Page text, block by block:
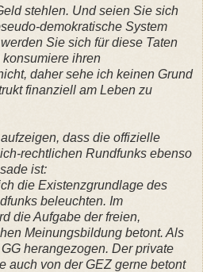
stehlen. Und seien Sie sich
demokratische System
Sie sich für diese Taten
konsumiere ihren
daher sehe ich keinen Grund
finanziell am Leben zu
dass die offizielle
rechtlichen Rundfunks ebenso
ist:
die Existenzgrundlage des
beleuchten. Im
die Aufgabe der freien,
Meinungsbildung betont. Als
herangezogen. Der private
auch von der GEZ gerne betont